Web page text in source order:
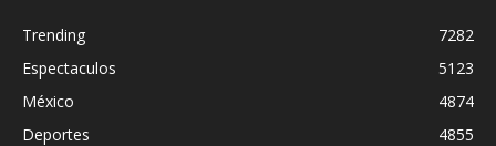
Trending
7282
Espectaculos
5123
México
4874
Deportes
4855